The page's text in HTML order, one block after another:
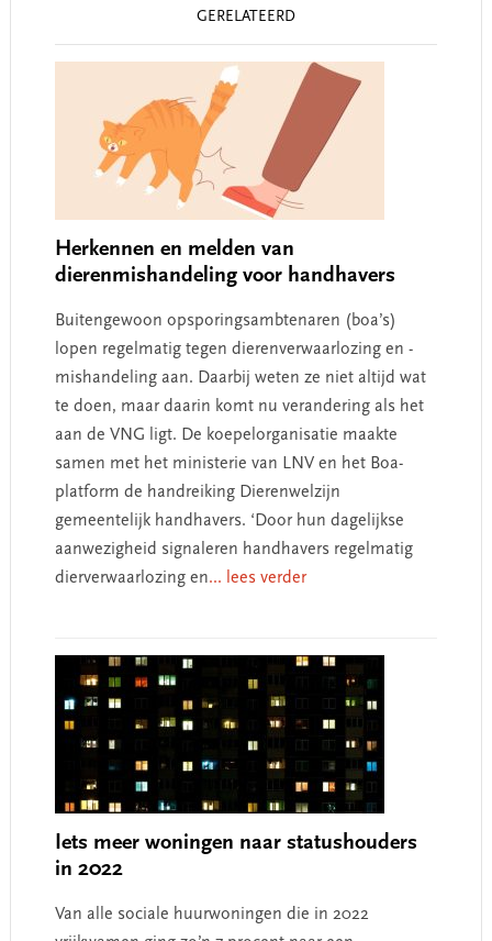
GERELATEERD
Herkennen en melden van
dierenmishandeling voor handhavers
Buitengewoon opsporingsambtenaren (boa’s)
lopen regelmatig tegen dierenverwaarlozing en -
mishandeling aan. Daarbij weten ze niet altijd wat
te doen, maar daarin komt nu verandering als het
aan de VNG ligt. De koepelorganisatie maakte
samen met het ministerie van LNV en het Boa-
platform de handreiking Dierenwelzijn
gemeentelijk handhavers. ‘Door hun dagelijkse
aanwezigheid signaleren handhavers regelmatig
dierverwaarlozing en... lees verder
Iets meer woningen naar statushouders
in 2022
Van alle sociale huurwoningen die in 2022